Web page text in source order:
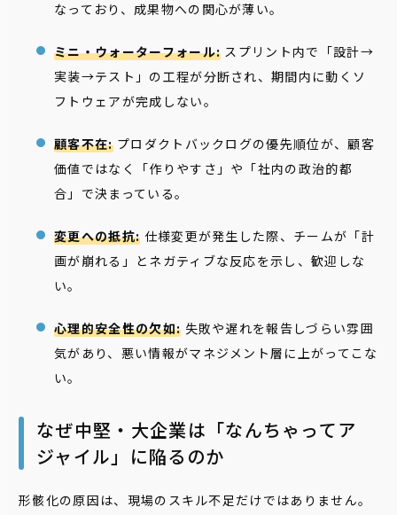
なっており、成果物への関心が薄い。
ミニ・ウォーターフォール: スプリント内で「設計→
実装→テスト」の工程が分断され、期間内に動くソ
フトウェアが完成しない。
顧客不在:プロダクトバックログの優先順位が、顧客
価値ではなく「作りやすさ」や「社内の政治的都
合」で決まっている。
変更への抵抗: 仕様変更が発生した際、チームが「計
画が崩れる」とネガティブな反応を示し、歓迎しな
い。
心理的安全性の欠如: 失敗や遅れを報告しづらい雰囲
気があり、悪い情報がマネジメント層に上がってこな
い。
なぜ中堅・大企業は「なんちゃってア
ジャイル」に陥るのか
形骸化の原因は、現場のスキル不足だけではありません。